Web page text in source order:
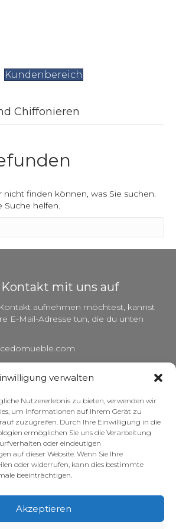
verwalten
Nutzererlebnis zu bieten, verwenden wir
um Informationen auf Ihrem Gerät zu
zuzugreifen. Durch Ihre Einwilligung in die
ermöglichen Sie uns die Verarbeitung
oder eindeutigen
auf dieser Website. Wenn Sie Ihre
oder widerrufen, kann dies bestimmte
beeinträchtigen.
Akzeptieren
Kundenbereich
Chiffonieren
nicht finden können, was Sie suchen.
Suche helfen.
mit uns auf
aufnehmen möchtest, kannst
E-Mail-Adresse tun, die du unten